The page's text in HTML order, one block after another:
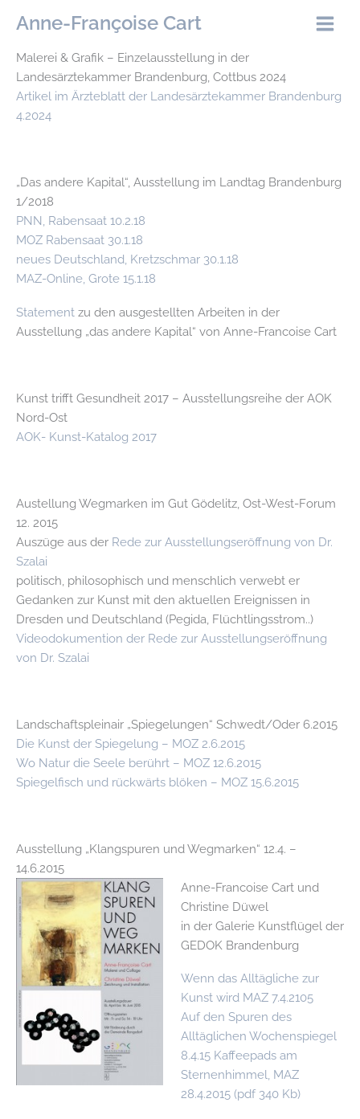
InhaltAnne-Françoise Cart
Malerei & Grafik – Einzelausstellung in der
Landesärztekammer Brandenburg, Cottbus 2024
Artikel im Ärzteblatt der Landesärztekammer Brandenburg
4.2024
„Das andere Kapital“, Ausstellung im Landtag Brandenburg
1/2018
PNN, Rabensaat 10.2.18
MOZ Rabensaat 30.1.18
neues Deutschland, Kretzschmar 30.1.18
MAZ-Online, Grote 15.1.18
Statement zu den ausgestellten Arbeiten in der
Ausstellung „das andere Kapital“ von Anne-Francoise Cart
Kunst trifft Gesundheit 2017 – Ausstellungsreihe der AOK
Nord-Ost
AOK- Kunst-Katalog 2017
Austellung Wegmarken im Gut Gödelitz, Ost-West-Forum
12. 2015
Auszüge aus der Rede zur Ausstellungseröffnung von Dr.
Szalai
politisch, philosophisch und menschlich verwebt er
Gedanken zur Kunst mit den aktuellen Ereignissen in
Dresden und Deutschland (Pegida, Flüchtlingsstrom..)
Videodokumention der Rede zur Ausstellungseröffnung
von Dr. Szalai
Landschaftspleinair „Spiegelungen“ Schwedt/Oder 6.2015
Die Kunst der Spiegelung – MOZ 2.6.2015
Wo Natur die Seele berührt – MOZ 12.6.2015
Spiegelfisch und rückwärts blöken – MOZ 15.6.2015
Ausstellung „Klangspuren und Wegmarken“ 12.4. –
14.6.2015
Anne-Francoise Cart und
Christine Düwel
in der Galerie Kunstflügel der
GEDOK Brandenburg
Wenn das Alltägliche zur
Kunst wird MAZ 7.4.2105
Auf den Spuren des
Alltäglichen Wochenspiegel
8.4.15 Kaffeepads am
Sternenhimmel, MAZ
28.4.2015 (pdf 340 Kb)